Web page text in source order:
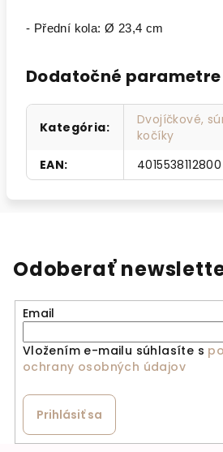
- Přední kola: Ø 23,4 cm
Dodatočné parametre
Kategória:
Dvojíčkové,
kočíky
EAN: 4015538112800
Odoberať
Email
Vložením e-mailu súhlasíte s
ochrany osobných údajov
Prihlásiť sa